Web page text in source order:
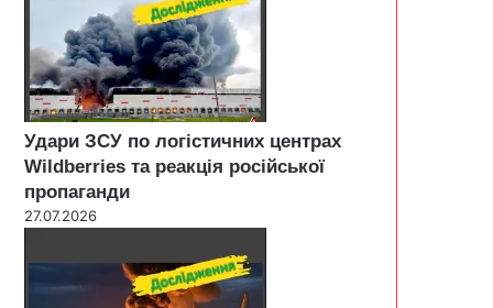
Удари ЗСУ по логістичних центрах
Wildberries та реакція російської
пропаганди
27.07.2026